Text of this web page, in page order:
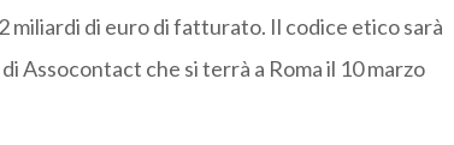
miliardi di euro di fatturato. Il codice etico sarà
Assocontact che si terrà a Roma il 10 marzo